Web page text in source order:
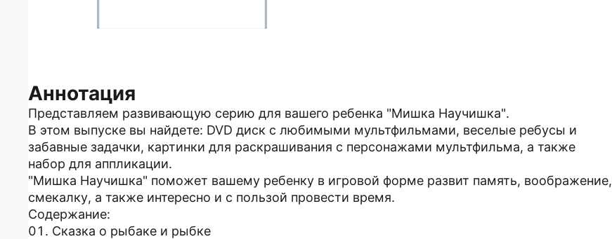
Аннотация
Представляем развивающую серию для вашего ребенка "Мишка Научишка".
В этом выпуске вы найдете: DVD диск с любимыми мультфильмами, веселые ребусы и
забавные задачки, картинки для раскрашивания с персонажами мультфильма, а также
набор для аппликации.
"Мишка Научишка" поможет вашему ребенку в игровой форме развит память, воображение,
смекалку, а также интересно и с пользой провести время.
Содержание:
01. Сказка о рыбаке и рыбке